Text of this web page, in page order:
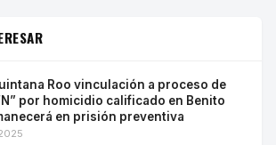
Roo vinculación a proceso de
por homicidio calificado en Benito
en prisión preventiva